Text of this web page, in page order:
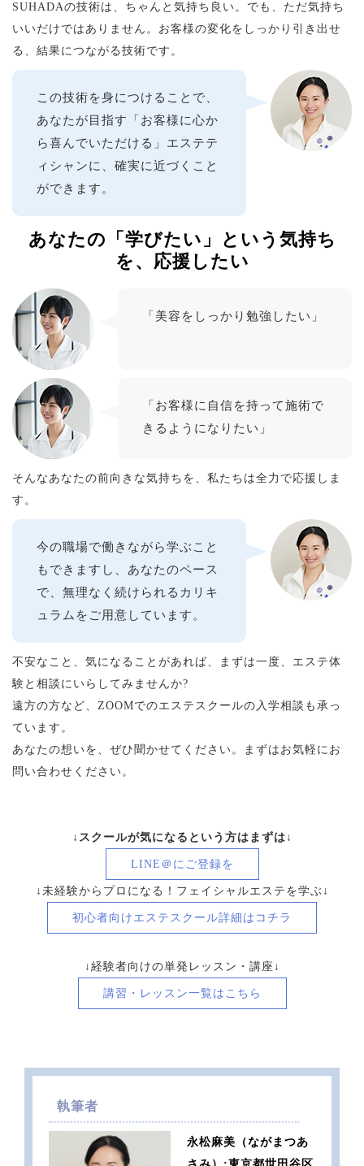
SUHADAの技術は、ちゃんと気持ち良い。でも、ただ気持ち
いいだけではありません。お客様の変化をしっかり引き出せ
る、結果につながる技術です。
この技術を身につけることで、
あなたが目指す「お客様に心か
ら喜んでいただける」エステテ
ィシャンに、確実に近づくこと
ができます。
あなたの「学びたい」という気持ち
を、応援したい
「美容をしっかり勉強したい」
「お客様に自信を持って施術で
きるようになりたい」
そんなあなたの前向きな気持ちを、私たちは全力で応援しま
す。
今の職場で働きながら学ぶこと
もできますし、あなたのペース
で、無理なく続けられるカリキ
ュラムをご用意しています。
不安なこと、気になることがあれば、まずは一度、エステ体
験と相談にいらしてみませんか?
遠方の方など、ZOOMでのエステスクールの入学相談も承っ
ています。
あなたの想いを、ぜひ聞かせてください。まずはお気軽にお
問い合わせください。
↓スクールが気になる という方はまずは↓
LINE＠にご登録を
↓未経験からプロになる！フェイシャルエステを学ぶ↓
初心者向け エステスクール詳細はコチラ
↓経験者向けの単発レッスン・講座↓
講習・レッスン一覧はこちら
執筆者
永松麻美（ながまつあ